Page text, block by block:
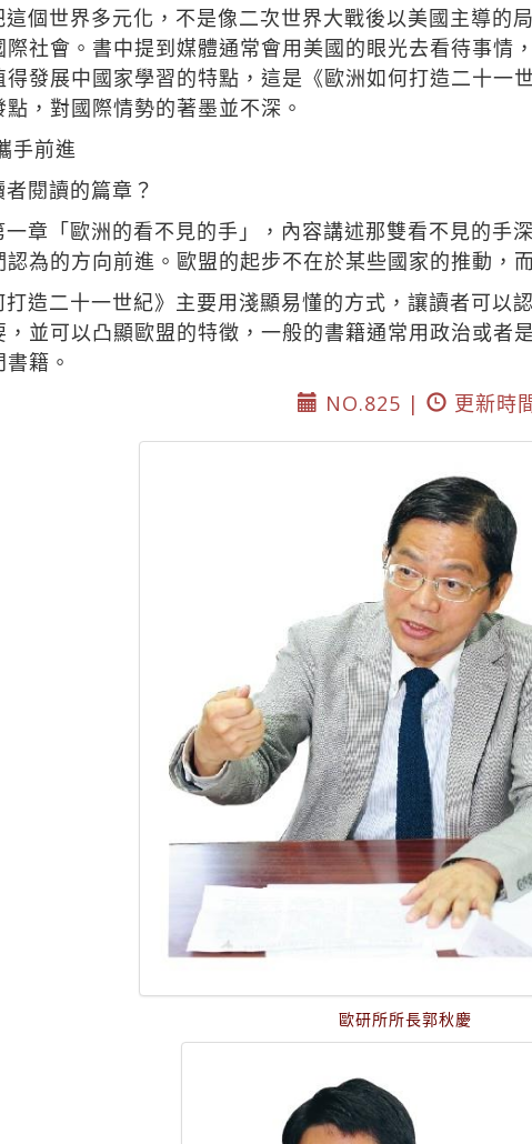
個世界多元化，不是像二次世界大戰後以美國主導的
社會。書中提到媒體通常會用美國的眼光去看待事情
得發展中國家學習的特點，這是《歐洲如何打造二十一
，對國際情勢的著墨並不深。
手前進
閱讀的篇章？
章「歐洲的看不見的手」，內容講述那雙看不見的手
為的方向前進。歐盟的起步不在於某些國家的推動，
造二十一世紀》主要用淺顯易懂的方式，讓讀者可以
並可以凸顯歐盟的特徵，一般的書籍通常用政治或者
籍。
NO.825 |
更新時
歐研所所長郭秋慶